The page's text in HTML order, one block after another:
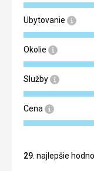
Ubytovanie
Okolie
Služby
Cena
29 . najlepšie